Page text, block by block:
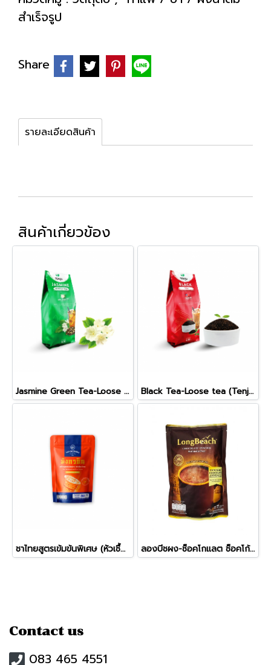
สำเร็จรูป
Share
รายละเอียดสินค้า
สินค้าเกี่ยวข้อง
Jasmine Green Tea-Loose tea (Tenju)(600ก.) Black Tea-Loose tea (Tenju)(600ก.)
ชาไทยสูตรเข้มข้นพิเศษ (หัวเชื้อชาไทย) มังกรบิน (200ก.) ลองบีชผง-ช็อคโกแลต ช็อคโก้ซิตี้
Contact us
083 465 4551